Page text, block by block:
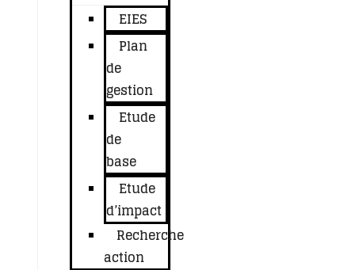
EIES
Plan
de
gestion
Etude
de
base
Etude
d’impact
Recherche
action